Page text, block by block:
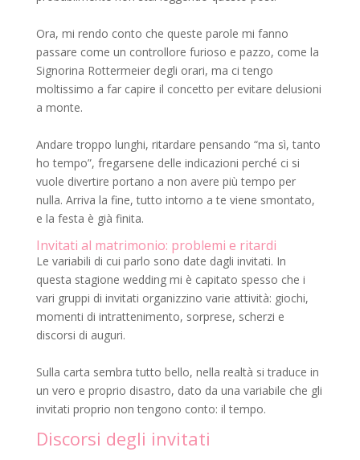
Ora, mi rendo conto che queste parole mi fanno
passare come un controllore furioso e pazzo, come la
Signorina Rottermeier degli orari, ma ci tengo
moltissimo a far capire il concetto per evitare delusioni
a monte.
Andare troppo lunghi, ritardare pensando “ma sì, tanto
ho tempo”, fregarsene delle indicazioni perché ci si
vuole divertire portano a non avere più tempo per
nulla. Arriva la fine, tutto intorno a te viene smontato,
e la festa è già finita.
Invitati al matrimonio: problemi e ritardi
Le variabili di cui parlo sono date dagli invitati. In
questa stagione wedding mi è capitato spesso che i
vari gruppi di invitati organizzino varie attività: giochi,
momenti di intrattenimento, sorprese, scherzi e
discorsi di auguri.
Sulla carta sembra tutto bello, nella realtà si traduce in
un vero e proprio disastro, dato da una variabile che gli
invitati proprio non tengono conto: il tempo.
Discorsi degli invitati